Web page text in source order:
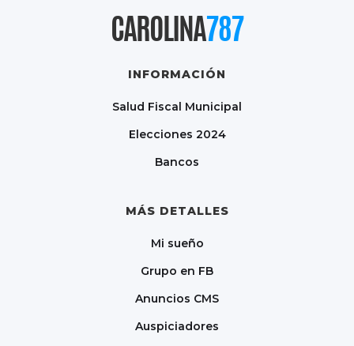
CAROLINA787
INFORMACIÓN
Salud Fiscal Municipal
Elecciones 2024
Bancos
MÁS DETALLES
Mi sueño
Grupo en FB
Anuncios CMS
Auspiciadores